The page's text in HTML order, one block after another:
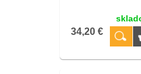
34,20 €